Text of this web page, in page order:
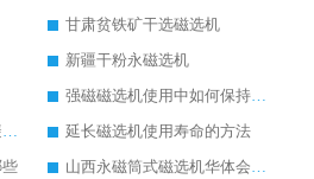
甘肃贫铁矿干选磁选机
新疆干粉永磁选机
强磁磁选机使用中如何保持其顺畅运行
湿式磁选机的后期维护要避开哪些坑
延长磁选机使用寿命的方法
山西永磁筒式磁选机华体会手机网页版-华体会(中国)